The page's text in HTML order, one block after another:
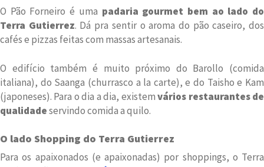
O Pão Forneiro é uma padaria gourmet bem ao lado do
Terra Gutierrez. Dá pra sentir o aroma do pão caseiro, dos
cafés e pizzas feitas com massas artesanais.
O edifício também é muito próximo do Barollo (comida
italiana), do Saanga (churrasco a la carte), e do Taisho e Kam
(japoneses). Para o dia a dia, existemvários restaurantes de
qualidadeservindo comida a quilo.
O lado Shopping do Terra Gutierrez
Para os apaixonados (e apaixonadas) por shoppings, o Terra